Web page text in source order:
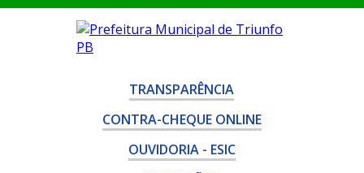
TRANSPARÊNCIA
CONTRA-CHEQUE ONLINE
OUVIDORIA - ESIC